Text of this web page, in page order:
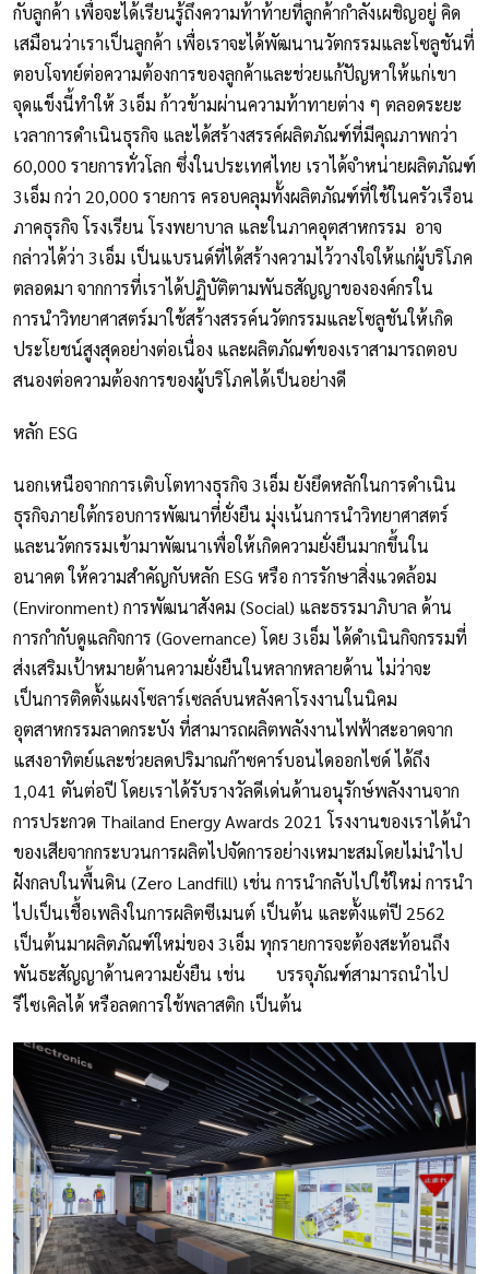
กับลูกค้า เพื่อจะได้เรียนรู้ถึงความท้าท้ายที่ลูกค้ากำลังเผชิญอยู่ คิด
เสมือนว่าเราเป็นลูกค้า เพื่อเราจะได้พัฒนานวัตกรรมและโซลูชันที่
ตอบโจทย์ต่อความต้องการของลูกค้าและช่วยแก้ปัญหาให้แก่เขา
จุดแข็งนี้ทำให้ 3เอ็ม ก้าวข้ามผ่านความท้าทายต่าง ๆ ตลอดระยะ
เวลาการดำเนินธุรกิจ และได้สร้างสรรค์ผลิตภัณฑ์ที่มีคุณภาพกว่า
60,000 รายการทั่วโลก ซึ่งในประเทศไทย เราได้จำหน่ายผลิตภัณฑ์
3เอ็ม กว่า 20,000 รายการ ครอบคลุมทั้งผลิตภัณฑ์ที่ใช้ในครัวเรือน
ภาคธุรกิจ โรงเรียน โรงพยาบาล และในภาคอุตสาหกรรม อาจ
กล่าวได้ว่า 3เอ็ม เป็นแบรนด์ที่ได้สร้างความไว้วางใจให้แก่ผู้บริโภค
ตลอดมา จากการที่เราได้ปฏิบัติตามพันธสัญญาขององค์กรใน
การนำวิทยาศาสตร์มาใช้สร้างสรรค์นวัตกรรมและโซลูชันให้เกิด
ประโยชน์สูงสุดอย่างต่อเนื่อง และผลิตภัณฑ์ของเราสามารถตอบ
สนองต่อความต้องการของผู้บริโภคได้เป็นอย่างดี
หลัก ESG
นอกเหนือจากการเติบโตทางธุรกิจ 3เอ็ม ยังยึดหลักในการดำเนิน
ธุรกิจภายใต้กรอบการพัฒนาที่ยั่งยืน มุ่งเน้นการนำวิทยาศาสตร์
และนวัตกรรมเข้ามาพัฒนาเพื่อให้เกิดความยั่งยืนมากขึ้นใน
อนาคต ให้ความสำคัญกับหลัก ESG หรือ การรักษาสิ่งแวดล้อม
(Environment) การพัฒนาสังคม (Social) และธรรมาภิบาล ด้าน
การกำกับดูแลกิจการ (Governance) โดย 3เอ็ม ได้ดำเนินกิจกรรมที่
ส่งเสริมเป้าหมายด้านความยั่งยืนในหลากหลายด้าน ไม่ว่าจะ
เป็นการติดตั้งแผงโซลาร์เซลล์บนหลังคาโรงงานในนิคม
อุตสาหกรรมลาดกระบัง ที่สามารถผลิตพลังงานไฟฟ้าสะอาดจาก
แสงอาทิตย์และช่วยลดปริมาณก๊าซคาร์บอนไดออกไซด์ ได้ถึง
1,041 ตันต่อปี โดยเราได้รับรางวัลดีเด่นด้านอนุรักษ์พลังงานจาก
การประกวด Thailand Energy Awards 2021 โรงงานของเราได้นำ
ของเสียจากกระบวนการผลิตไปจัดการอย่างเหมาะสมโดยไม่นำไป
ฝังกลบในพื้นดิน (Zero Landfill) เช่น การนำกลับไปใช้ใหม่ การนำ
ไปเป็นเชื้อเพลิงในการผลิตซีเมนต์ เป็นต้น และตั้งแต่ปี 2562
เป็นต้นมาผลิตภัณฑ์ใหม่ของ 3เอ็ม ทุกรายการจะต้องสะท้อนถึง
พันธะสัญญาด้านความยั่งยืน เช่น บรรจุภัณฑ์สามารถนำไป
รีไซเคิลได้ หรือลดการใช้พลาสติก เป็นต้น